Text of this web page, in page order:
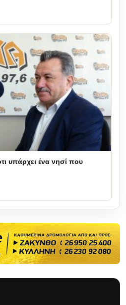
υπάρχει ένα νησί που